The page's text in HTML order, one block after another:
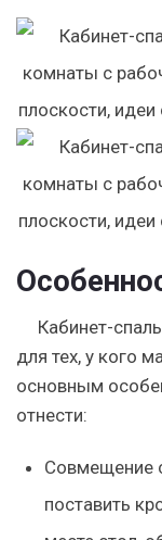
Кабинет-
для тех, у кого
основным
отнести:
Совмещение
поставить